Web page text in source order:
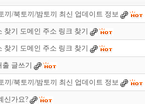
끼/북토끼/밤토끼 최신 업데이트 정보
찾기 도메인 주소 링크 찾기
찾기 도메인 주소 링크 찾기
글쓰기
끼/북토끼/밤토끼 최신 업데이트 정보
신가요?